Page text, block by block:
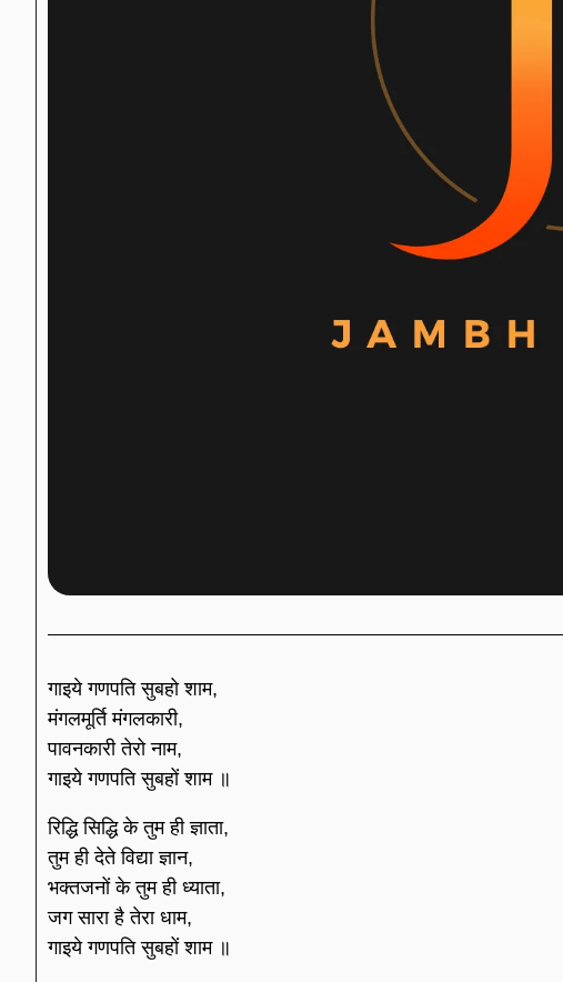
गाइये गणपति सुबहो शाम,
मंगलमूर्ति मंगलकारी,
पावनकारी तेरो नाम,
गाइये गणपति सुबहों शाम ॥
रिद्धि सिद्धि के तुम ही ज्ञाता,
तुम ही देते विद्या ज्ञान,
भक्तजनों के तुम ही ध्याता,
जग सारा है तेरा धाम,
गाइये गणपति सुबहों शाम ॥